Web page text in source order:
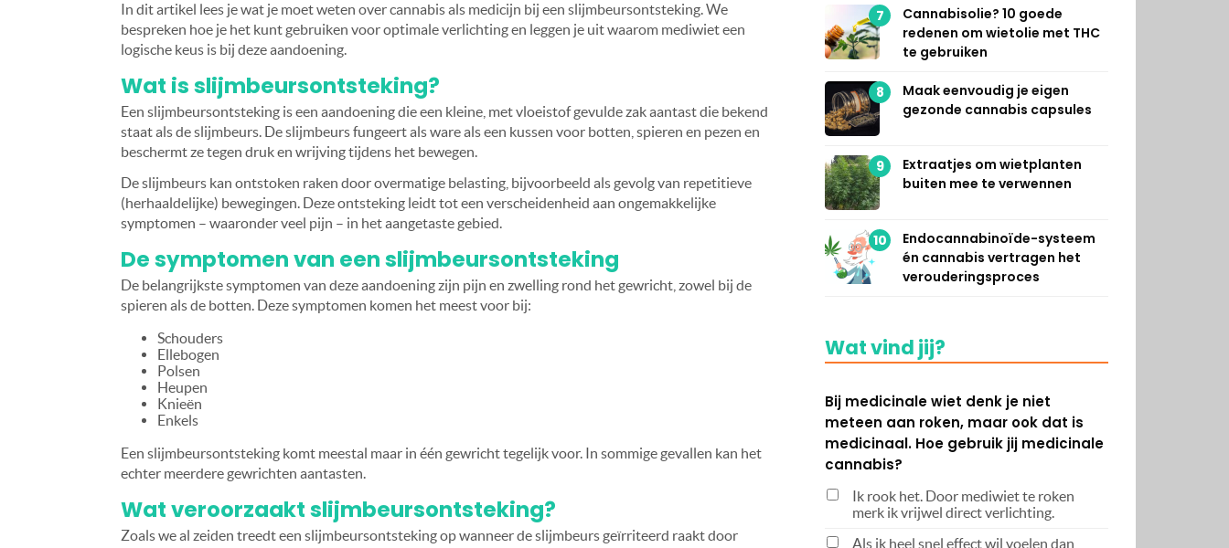
In dit artikel lees je wat je moet weten over cannabis als medicijn bij een slijmbeursontsteking. We
bespreken hoe je het kunt gebruiken voor optimale verlichting en leggen je uit waarom mediwiet een
logische keus is bij deze aandoening.
Wat is slijmbeursontsteking?
Een slijmbeursontsteking is een aandoening die een kleine, met vloeistof gevulde zak aantast die bekend
staat als de slijmbeurs. De slijmbeurs fungeert als ware als een kussen voor botten, spieren en pezen en
beschermt ze tegen druk en wrijving tijdens het bewegen.
De slijmbeurs kan ontstoken raken door overmatige belasting, bijvoorbeeld als gevolg van repetitieve
(herhaaldelijke) bewegingen. Deze ontsteking leidt tot een verscheidenheid aan ongemakkelijke
symptomen – waaronder veel pijn – in het aangetaste gebied.
De symptomen van een slijmbeursontsteking
De belangrijkste symptomen van deze aandoening zijn pijn en zwelling rond het gewricht, zowel bij de
spieren als de botten. Deze symptomen komen het meest voor bij:
Schouders
Ellebogen
Polsen
Heupen
Knieën
Enkels
Een slijmbeursontsteking komt meestal maar in één gewricht tegelijk voor. In sommige gevallen kan het
echter meerdere gewrichten aantasten.
Wat veroorzaakt slijmbeursontsteking?
Zoals we al zeiden treedt een slijmbeursontsteking op wanneer de slijmbeurs geïrriteerd raakt door
7
Cannabisolie? 10 goede
redenen om wietolie met THC
te gebruiken
8
Maak eenvoudig je eigen
gezonde cannabis capsules
9
Extraatjes om wietplanten
buiten mee te verwennen
10
Endocannabinoïde-systeem
én cannabis vertragen het
verouderingsproces
Wat vind jij?
Bij medicinale wiet denk je niet
meteen aan roken, maar ook dat is
medicinaal. Hoe gebruik jij medicinale
cannabis?
Ik rook het. Door mediwiet te roken
merk ik vrijwel direct verlichting.
Als ik heel snel effect wil voelen dan